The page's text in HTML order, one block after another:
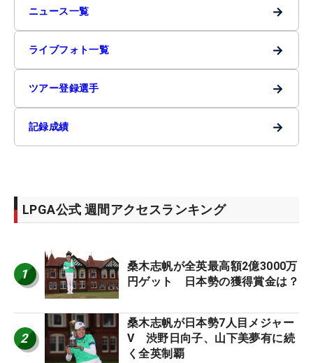
ニュース一覧 →
ライブフォト一覧 →
ツアー登録選手 →
記録成績 →
LPGA公式 週間アクセスランキング
1
桑木志帆が全英最高額2億3000万
円ゲット 日本勢の獲得賞金は？
2
桑木志帆が日本勢7人目メジャー
V 渋野日向子、山下美夢有に続
く全英制覇